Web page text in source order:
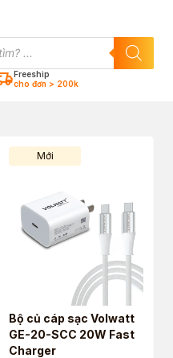
Freeship
cho đơn > 200k
Mới
Bộ củ cáp sạc Volwatt
GE-20-SCC 20W Fast
Charger